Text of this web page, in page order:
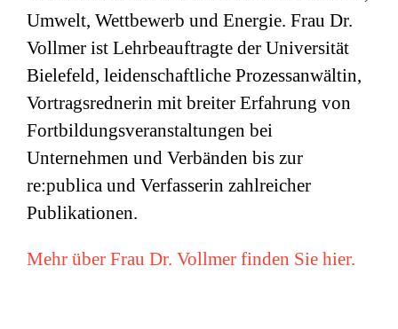
Umwelt, Wettbewerb und Energie. Frau Dr.
Vollmer ist Lehrbeauftragte der Universität
Bielefeld, leidenschaftliche Prozessanwältin,
Vortragsrednerin mit breiter Erfahrung von
Fortbildungsveranstaltungen bei
Unternehmen und Verbänden bis zur
re:publica und Verfasserin zahlreicher
Publikationen.
Mehr über Frau Dr. Vollmer finden Sie hier.